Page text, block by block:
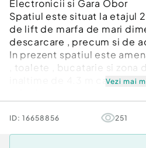
Electronicii si Gara Obor
Spatiul este situat la etajul
de lift de marfa de mari
descarcare , precum si de
In prezent spatiul este
, toalete , bucatarie si zona
inaltime de 4.3 m care
poate fi recompartimentat
se poate extinde si cu o
Vezi mai
ID: 16658856 251